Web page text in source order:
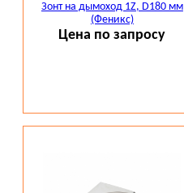
Зонт на дымоход 1Z, D180 мм
(Феникс)
Цена по запросу